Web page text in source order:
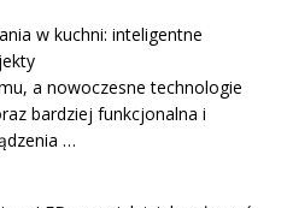
w kuchni: inteligentne
a nowoczesne technologie
bardziej funkcjonalna i
…